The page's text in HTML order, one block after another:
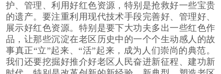
护、管理、利用好红色资源，特别是抢救好一些宝贵
的遗产。要注重利用现代技术手段完善好、管理好、
展示好红色资源。特别是要下大功夫多出一些红色作
品，让那些沉淀在老区历史中的一个个生动感人的故
事真正“立”起来、“活”起来，成为人们崇尚的典范。
我们还要挖掘好推介好老区人民奋进新征程、建功新